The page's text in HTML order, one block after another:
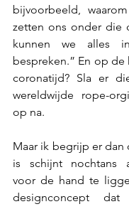
bijvoorbeeld,
zetten ons onder die
kunnen we alles
bespreken.” En op
coronatijd? Sla er
wereldwijde rope-
op na.
Maar ik begrijp er dan
is schijnt nochtans
voor de hand te
designconcept